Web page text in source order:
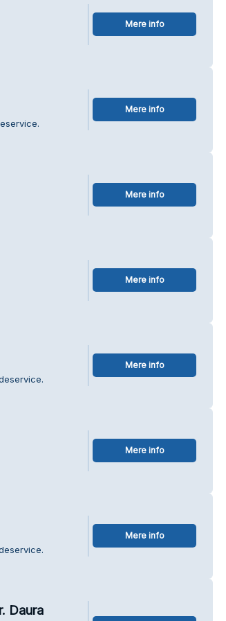
Mere info
Mere info
Mere info
Mere info
Mere info
Mere info
Mere info
Daura